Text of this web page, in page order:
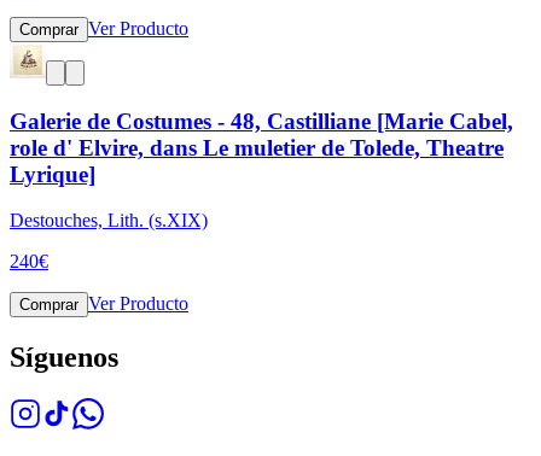
Comprar Ver Producto
Galerie de Costumes - 48, Castilliane [Marie Cabel,
role d' Elvire, dans Le muletier de Tolede, Theatre
Lyrique]
Destouches, Lith. (s.XIX)
240€
Comprar Ver Producto
Síguenos